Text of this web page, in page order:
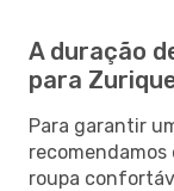
A duração
para
Para garantir
roupa